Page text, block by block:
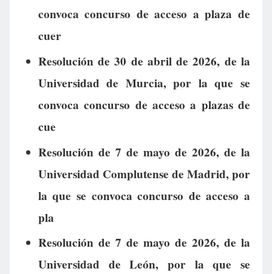
convoca concurso de acceso a plaza de
cuer
Resolución de 30 de abril de 2026, de la
Universidad de Murcia, por la que se
convoca concurso de acceso a plazas de
cue
Resolución de 7 de mayo de 2026, de la
Universidad Complutense de Madrid, por
la que se convoca concurso de acceso a
pla
Resolución de 7 de mayo de 2026, de la
Universidad de León, por la que se